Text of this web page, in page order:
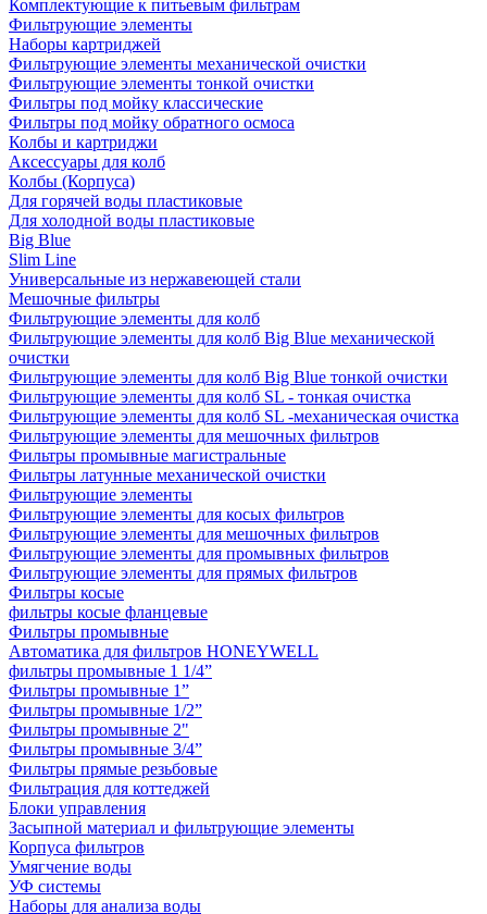
Комплектующие к питьевым фильтрам
Фильтрующие элементы
Наборы картриджей
Фильтрующие элементы механической очистки
Фильтрующие элементы тонкой очистки
Фильтры под мойку классические
Фильтры под мойку обратного осмоса
Колбы и картриджи
Аксессуары для колб
Колбы (Корпуса)
Для горячей воды пластиковые
Для холодной воды пластиковые
Big Blue
Slim Line
Универсальные из нержавеющей стали
Мешочные фильтры
Фильтрующие элементы для колб
Фильтрующие элементы для колб Big Blue механической
очистки
Фильтрующие элементы для колб Big Blue тонкой очистки
Фильтрующие элементы для колб SL - тонкая очистка
Фильтрующие элементы для колб SL -механическая очистка
Фильтрующие элементы для мешочных фильтров
Фильтры промывные магистральные
Фильтры латунные механической очистки
Фильтрующие элементы
Фильтрующие элементы для косых фильтров
Фильтрующие элементы для мешочных фильтров
Фильтрующие элементы для промывных фильтров
Фильтрующие элементы для прямых фильтров
Фильтры косые
фильтры косые фланцевые
Фильтры промывные
Автоматика для фильтров HONEYWELL
фильтры промывные 1 1/4”
Фильтры промывные 1”
Фильтры промывные 1/2”
Фильтры промывные 2"
Фильтры промывные 3/4”
Фильтры прямые резьбовые
Фильтрация для коттеджей
Блоки управления
Засыпной материал и фильтрующие элементы
Корпуса фильтров
Умягчение воды
УФ системы
Наборы для анализа воды